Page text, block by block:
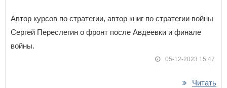
Автор курсов по стратегии, автор книг по стратегии войны
Сергей Переслегин о фронт после Авдеевки и финале
войны.
05-12-2023 15:47
Читать